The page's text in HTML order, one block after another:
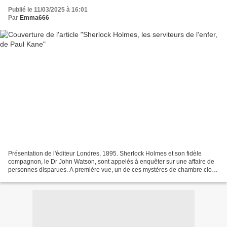
Publié le 11/03/2025 à 16:01
Par Emma666
Présentation de l'éditeur Londres, 1895. Sherlock Holmes et son fidèle
compagnon, le Dr John Watson, sont appelés à enquêter sur une affaire de
personnes disparues. A première vue, un de ces mystères de chambre close